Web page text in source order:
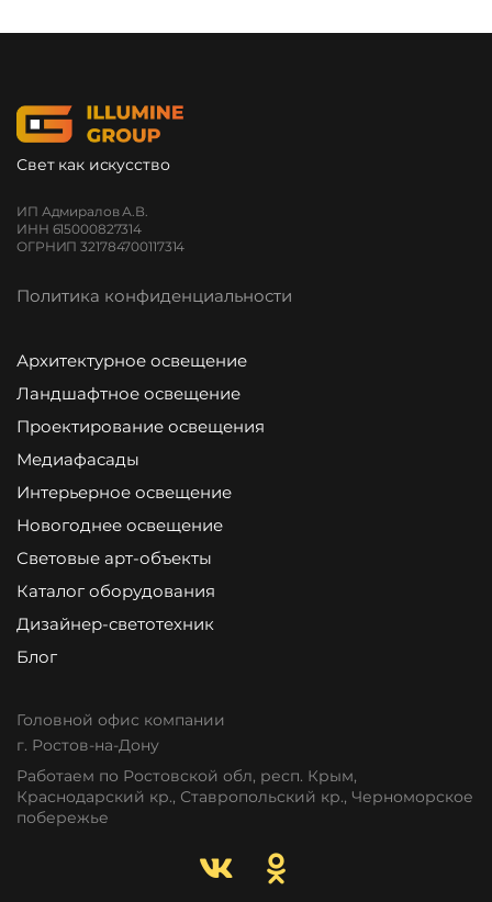
Свет как искусство
ИП Адмиралов А.В.
ИНН 615000827314
ОГРНИП 321784700117314
Политика конфиденциальности
Архитектурное освещение
Ландшафтное освещение
Проектирование освещения
Медиафасады
Интерьерное освещение
Новогоднее освещение
Световые арт-объекты
Каталог оборудования
Дизайнер-светотехник
Блог
Головной офис компании
г. Ростов-на-Дону
Работаем по Ростовской обл, респ. Крым,
Краснодарский кр., Ставропольский кр., Черноморское
побережье